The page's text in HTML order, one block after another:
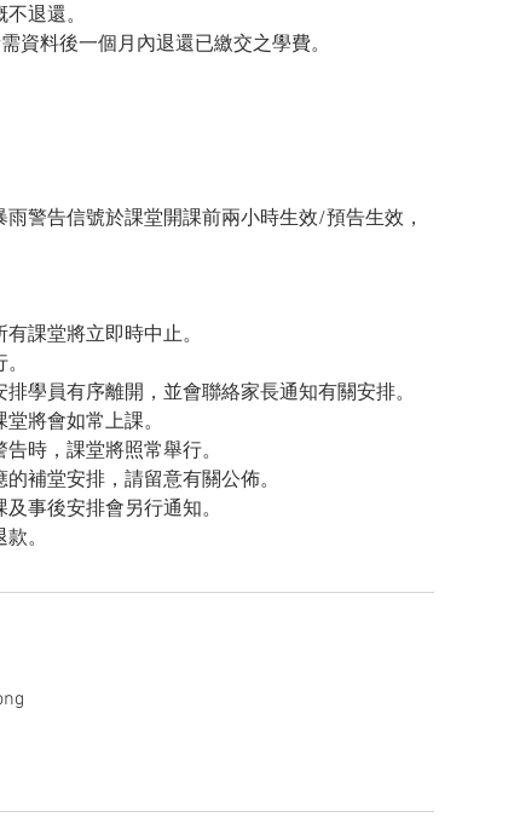
退還。
料後一個月內退還已繳交之學費。
警告信號於課堂開課前兩小時生效/預告生效，
課堂將立即時中止。
學員有序離開，並會聯絡家長通知有關安排。
將會如常上課。
時，課堂將照常舉行。
補堂安排，請留意有關公佈。
事後安排會另行通知。
。